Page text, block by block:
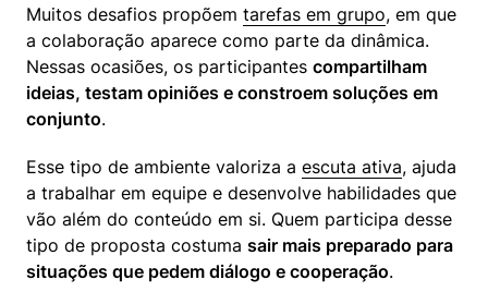
Muitos desafios propõem tarefas em grupo, em que
a colaboração aparece como parte da dinâmica.
Nessas ocasiões, os participantes compartilham
ideias, testam opiniões e constroem soluções em
conjunto.
Esse tipo de ambiente valoriza a escuta ativa, ajuda
a trabalhar em equipe e desenvolve habilidades que
vão além do conteúdo em si. Quem participa desse
tipo de proposta costuma sair mais preparado para
situações que pedem diálogo e cooperação.